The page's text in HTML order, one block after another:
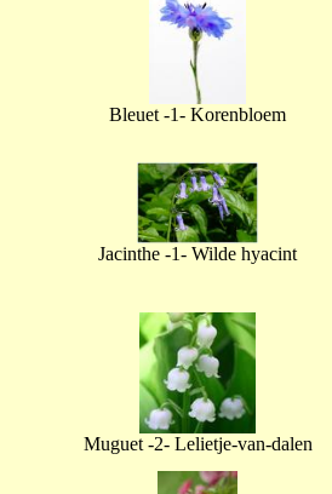
Bleuet -1- Korenbloem
Jacinthe -1- Wilde hyacint
Muguet -2- Lelietje-van-dalen